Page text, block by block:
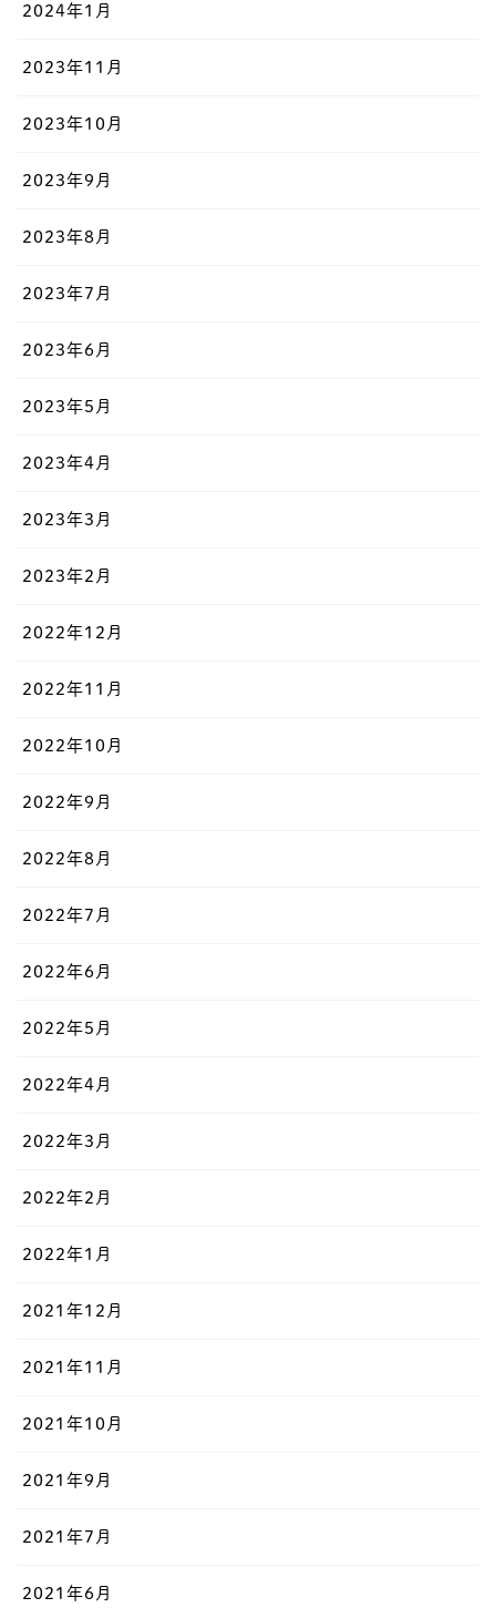
2024年1月
2023年11月
2023年10月
2023年9月
2023年8月
2023年7月
2023年6月
2023年5月
2023年4月
2023年3月
2023年2月
2022年12月
2022年11月
2022年10月
2022年9月
2022年8月
2022年7月
2022年6月
2022年5月
2022年4月
2022年3月
2022年2月
2022年1月
2021年12月
2021年11月
2021年10月
2021年9月
2021年7月
2021年6月